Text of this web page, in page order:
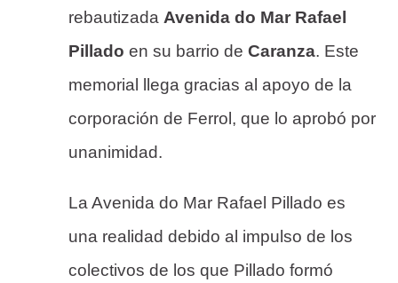
rebautizadaAvenida do Mar Rafael
Pillado en su barrio de Caranza. Este
memorial llega gracias al apoyo de la
corporación de Ferrol, que lo aprobó por
unanimidad.
La Avenida do Mar Rafael Pillado es
una realidad debido al impulso de los
colectivos de los que Pillado formó